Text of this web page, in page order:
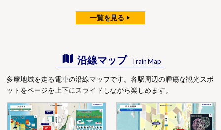
一覧を見る
沿線マップ Train Map
多摩地域を走る電車の沿線マップです。各駅周辺の腫瘍な観光スポ
ットをページを上下にスライドしながら楽しめます。